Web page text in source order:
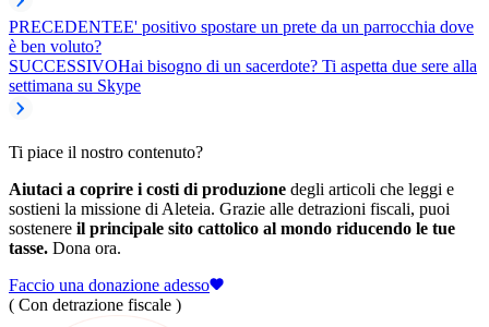
PRECEDENTEE' positivo spostare un prete da un parrocchia dove
è ben voluto?
SUCCESSIVOHai bisogno di un sacerdote? Ti aspetta due sere alla
settimana su Skype
Ti piace il nostro contenuto?
Aiutaci a coprire i costi di produzione degli articoli che leggi e
sostieni la missione di Aleteia. Grazie alle detrazioni fiscali, puoi
sostenere il principale sito cattolico al mondo riducendo le tue
tasse. Dona ora.
Faccio una donazione adesso
( Con detrazione fiscale )